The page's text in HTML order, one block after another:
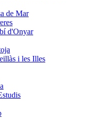
de Mar
d'Onyar
i les Illes